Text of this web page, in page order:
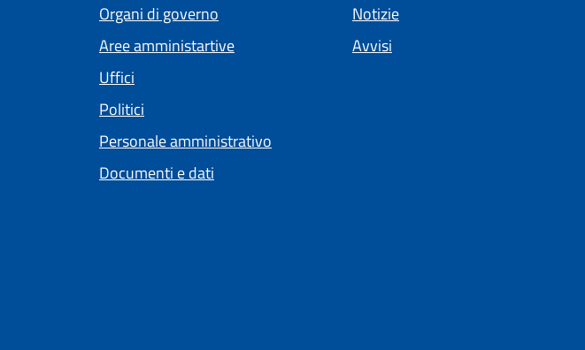
Organi di governo
Aree amministartive
Uffici
Politici
Personale amministrativo
Documenti e dati
Notizie
Avvisi